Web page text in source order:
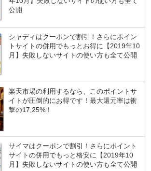
公開
シャディはクーポンで割引！さらにポイン
トサイトの併用でもっとお得に【2019年10
月】失敗しないサイトの使い方も全て公開
楽天市場の利用するなら、このポイントサ
イトが圧倒的にお得です！最大還元率は衝
撃の17,25%！
サイマはクーポンで割引！さらにポイント
サイトの併用でもっと格安に【2019年10
月】失敗しないサイトの使い方も全て公開